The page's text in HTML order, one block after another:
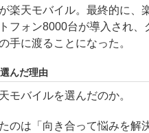
楽天モバイル。最終的に、
フォン8000台が導入され、
手に渡ることになった。
んだ理由
モバイルを選んだのか。
のは「向き合って悩みを解